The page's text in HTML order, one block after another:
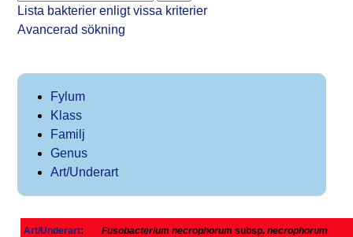
Lista bakterier enligt vissa kriterier
Avancerad sökning
Fylum
Klass
Familj
Genus
Art/Underart
Art/Underart: Fusobacterium necrophorum subsp. necrophorum